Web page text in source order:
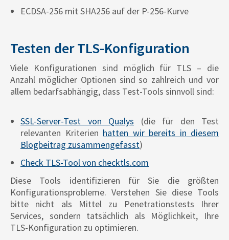
ECDSA-256 mit SHA256 auf der P-256-Kurve
Testen der TLS-Konfiguration
Viele Konfigurationen sind möglich für TLS – die
Anzahl möglicher Optionen sind so zahlreich und vor
allem bedarfsabhängig, dass Test-Tools sinnvoll sind:
SSL-Server-Test von Qualys (die für den Test
relevanten Kriterien hatten wir bereits in diesem
Blogbeitrag zusammengefasst)
Check TLS-Tool von checktls.com
Diese Tools identifizieren für Sie die größten
Konfigurationsprobleme. Verstehen Sie diese Tools
bitte nicht als Mittel zu Penetrationstests Ihrer
Services, sondern tatsächlich als Möglichkeit, Ihre
TLS-Konfiguration zu optimieren.